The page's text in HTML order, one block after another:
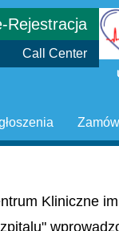
Rejestracja
Call Center
Kliniczne